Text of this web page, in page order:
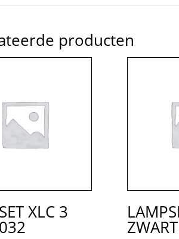
producten
XLC 3
ZWART